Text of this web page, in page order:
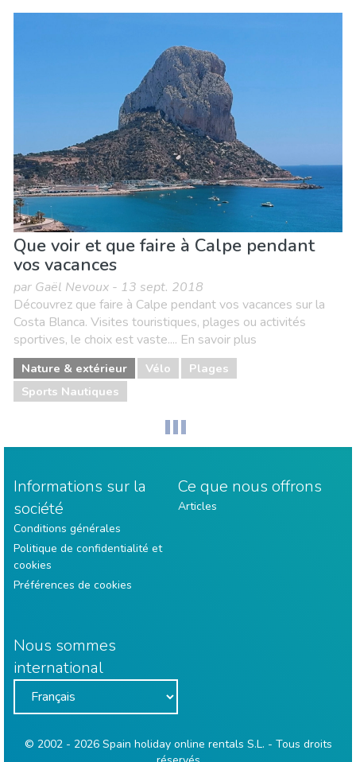
Que voir et que faire à Calpe pendant
vos vacances
par Gaël Nevoux - 13 sept. 2018
Découvrez que faire à Calpe pendant vos vacances sur la
Costa Blanca. Visites touristiques, plages ou activités
sportives, le choix est vaste.... En savoir plus
Nature & extérieur Vélo
Plages
Sports Nautiques
Informations sur la
société
Conditions générales
Politique de confidentialité et
cookies
Préférences de cookies
Ce que nous offrons
Articles
Nous sommes
international
© 2002 - 2026 Spain holiday online rentals S.L. - Tous droits